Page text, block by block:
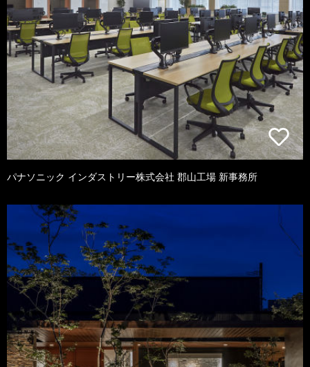
パナソニック インダストリー株式会社 郡山工場 新事務所